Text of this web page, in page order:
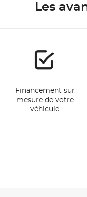
Les
Financement sur
mesure de votre
véhicule